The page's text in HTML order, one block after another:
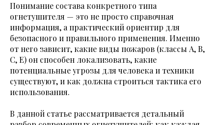
Понимание состава конкретного типа
огнетушителя — это не просто справочная
информация, а практический ориентир для
безопасного и правильного применения. Именно
от него зависит, какие виды пожаров (классы A, B,
C, E) он способен локализовать, какие
потенциальные угрозы для человека и техники
существуют, и как должна строиться тактика его
использования.
В данной статье рассматривается детальный